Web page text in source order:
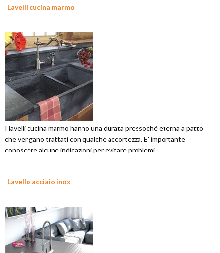
Lavelli cucina marmo
I lavelli cucina marmo hanno una durata pressoché eterna a patto
che vengano trattati con qualche accortezza. E' importante
conoscere alcune indicazioni per evitare problemi.
Lavello acciaio inox